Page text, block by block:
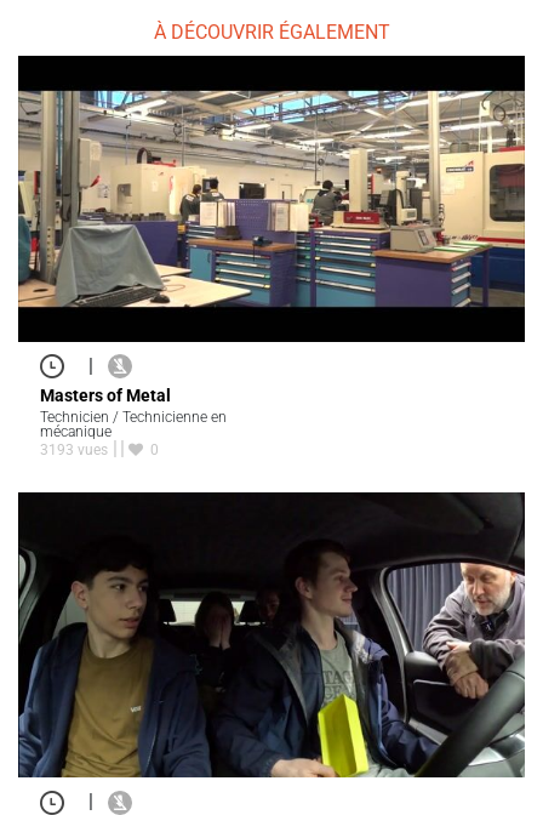
À DÉCOUVRIR ÉGALEMENT
|
Masters of Metal
Technicien / Technicienne en
mécanique
3193 vues
0
|